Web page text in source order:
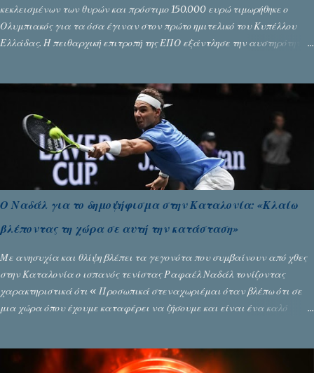
κεκλεισμένων των θυρών και πρόστιμο 150.000 ευρώ τιμωρήθηκε ο
Ολυμπιακός για τα όσα έγιναν στον πρώτο ημιτελικό του Κυπέλλου
Ελλάδας. Η πειθαρχική επιτροπή της ΕΠΟ εξάντλησε την αυστηρότητά
όπως απαιτούσαν, αφού κάτι τέτοιο δεν ήταν εφικτό, σύμφωνα με τα
Ο Ναδάλ για το δημοψήφισμα στην Καταλονία: «Κλαίω
βλέποντας τη χώρα σε αυτή την κατάσταση»
Με ανησυχία και θλίψη βλέπει τα γεγονότα που συμβαίνουν από χθες
στην Καταλονία ο ισπανός τενίστας Ραφαέλ Ναδάλ τονίζοντας
χαρακτηριστικά ότι « Προσωπικά στεναχωριέμαι όταν βλέπω ότι σε
μια χώρα όπου έχουμε καταφέρει να ζήσουμε και είναι ένα καλό
τενίστας Νο 1 στο παγκόσμιο τένις, που βρίσκεται στο Πεκίνο για να